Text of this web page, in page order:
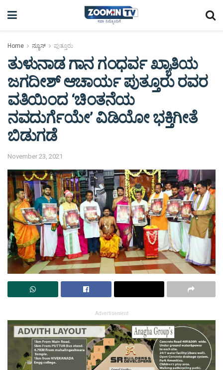
Home ನ್ಯೂಸ್ ಪುತ್ತೂರು
ತುಳುನಾಡ ಗಾನ ಗಂಧರ್ವ ಖ್ಯಾತಿಯ
ಜಗದೀಶ್ ಆಚಾರ್ಯ ಪುತ್ತೂರು ರವರ
ವತಿಯಿಂದ ‘ಚಿಂತನೆಯ
ನವದುರ್ಗೆಯೇ’ ವಿಡಿಯೋ ಭಕ್ತಿಗೀತೆ
ಬಿಡುಗಡೆ
November 23, 2021
Advertisement